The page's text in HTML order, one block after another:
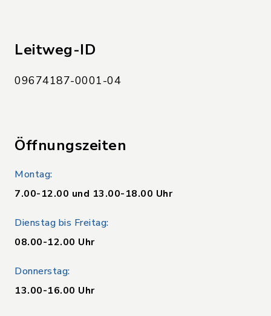
Leitweg-ID
09674187-0001-04
Öffnungszeiten
Montag:
7.00-12.00 und 13.00-18.00 Uhr
Dienstag bis Freitag:
08.00-12.00 Uhr
Donnerstag:
13.00-16.00 Uhr